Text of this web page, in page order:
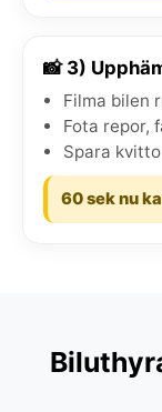
📸 3)
Filma bilen
Fota repor,
Spara
60 sek nu